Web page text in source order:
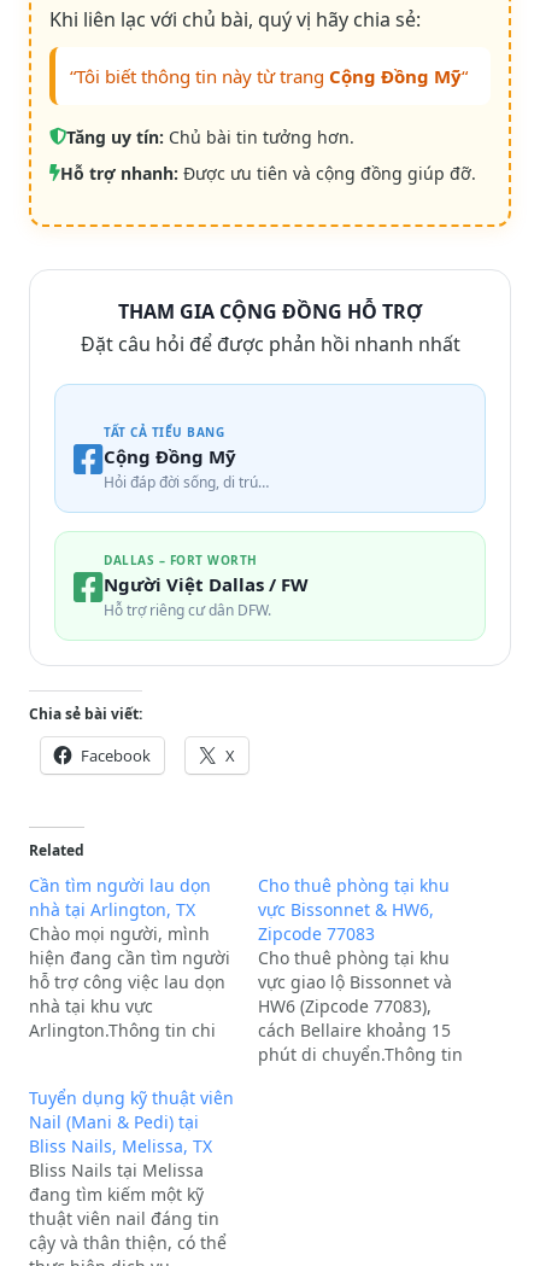
Khi liên lạc với chủ bài, quý vị hãy chia sẻ:
“Tôi biết thông tin này từ trang Cộng Đồng Mỹ“
Tăng uy tín: Chủ bài tin tưởng hơn.
Hỗ trợ nhanh: Được ưu tiên và cộng đồng giúp đỡ.
THAM GIA CỘNG ĐỒNG HỖ TRỢ
Đặt câu hỏi để được phản hồi nhanh nhất
TẤT CẢ TIỂU BANG
Cộng Đồng Mỹ
Hỏi đáp đời sống, di trú…
DALLAS – FORT WORTH
Người Việt Dallas / FW
Hỗ trợ riêng cư dân DFW.
Chia sẻ bài viết:
Facebook X
Related
Cần tìm người lau dọn
nhà tại Arlington, TX
Chào mọi người, mình
hiện đang cần tìm người
hỗ trợ công việc lau dọn
nhà tại khu vực
Arlington.Thông tin chi
cầu: Không cần phải
deep clean (tẩy rửa sâu),
chỉ cần lau dọn cơ bản
cho sạch sẽ là được.Đối
tượng: Ưu…
Cho thuê phòng tại khu
vực Bissonnet & HW6,
Zipcode 77083
Cho thuê phòng tại khu
vực giao lộ Bissonnet và
HW6 (Zipcode 77083),
cách Bellaire khoảng 15
phút di chuyển.Thông tin
Tuyển dụng kỹ thuật viên
Nail (Mani & Pedi) tại
Bliss Nails, Melissa, TX
Bliss Nails tại Melissa
đang tìm kiếm một kỹ
thuật viên nail đáng tin
cậy và thân thiện, có thể